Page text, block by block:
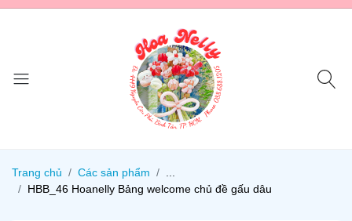
Trang chủ Các sản phẩm
...
HBB_46 Hoanelly Bảng welcome chủ đề gấu dâu